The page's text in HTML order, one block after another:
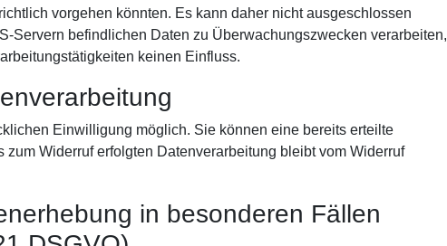
vorgehen könnten. Es kann daher nicht ausgeschlossen
Servern befindlichen Daten zu Überwachungszwecken verarbeiten,
keinen Einfluss.
Einwilligung möglich. Sie können eine bereits erteilte
Widerruf erfolgten Datenverarbeitung bleibt vom Widerruf
in besonderen Fällen